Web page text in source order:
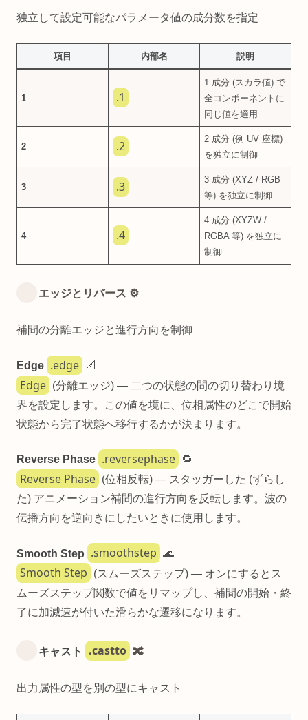
独立して設定可能なパラメータ値の成分数を指定
項目 内部名 説明
1 .1
1 成分 (スカラ値) で
全コンポーネントに
同じ値を適用
2 .2
2 成分 (例 UV 座標)
を独立に制御
3 .3
3 成分 (XYZ / RGB
等) を独立に制御
4 .4
4 成分 (XYZW /
RGBA 等) を独立に
制御
エッジとリバース ⚙️
補間の分離エッジと進行方向を制御
Edge .edge 📐
Edge
(分離エッジ) — 二つの状態の間の切り替わり境
界を設定します。この値を境に、位相属性のどこで開始
状態から完了状態へ移行するかが決まります。
Reverse Phase .reversephase 🔁
Reverse Phase
(位相反転) — スタッガーした (ずらし
た) アニメーション補間の進行方向を反転します。波の
伝播方向を逆向きにしたいときに使用します。
Smooth Step .smoothstep 🌊
Smooth Step
(スムーズステップ) — オンにするとス
ムーズステップ関数で値をリマップし、補間の開始・終
了に加減速が付いた滑らかな遷移になります。
キャスト .castto 🔀
出力属性の型を別の型にキャスト